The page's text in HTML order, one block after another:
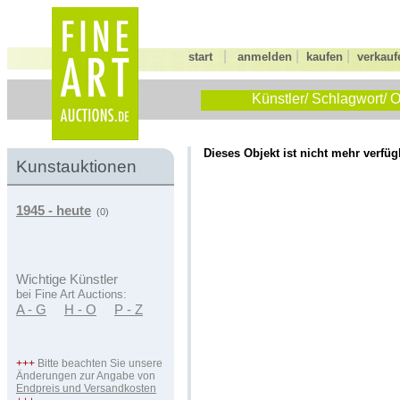
start anmelden kaufen
Künstler/ Schlagwort/
Kunstauktionen
1945 - heute (0)
Wichtige Künstler
bei Fine Art Auctions:
A - G H - O P - Z
+++ Bitte beachten Sie unsere
Änderungen zur Angabe von
Endpreis und Versandkosten
Dieses Objekt ist nicht mehr